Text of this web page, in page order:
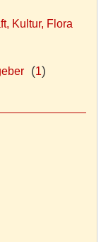
Kultur, Flora
(1)